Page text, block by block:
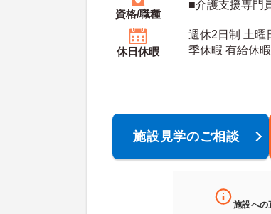
資格/職種
■介護支援専門
休日休暇
週休2日制 土曜
季休暇 有給休暇
施設見学のご相談
施設への